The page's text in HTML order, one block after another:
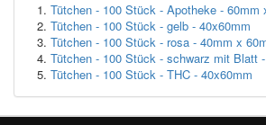
Tütchen - 100 Stück - Apotheke - 60mm
Tütchen - 100 Stück - gelb - 40x60mm
Tütchen - 100 Stück - rosa - 40mm x
Tütchen - 100 Stück - schwarz mit Blatt
Tütchen - 100 Stück - THC - 40x60mm